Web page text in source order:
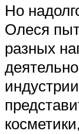
Но
Олеся
разных